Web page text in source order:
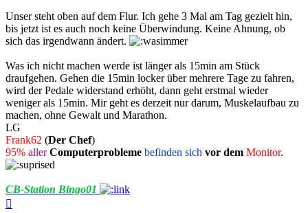
Unser steht oben auf dem Flur. Ich gehe 3 Mal am Tag gezielt hin,
bis jetzt ist es auch noch keine Überwindung. Keine Ahnung, ob
sich das irgendwann ändert.
Was ich nicht machen werde ist länger als 15min am Stück
draufgehen. Gehen die 15min locker über mehrere Tage zu fahren,
wird der Pedale widerstand erhöht, dann geht erstmal wieder
weniger als 15min. Mir geht es derzeit nur darum, Muskelaufbau zu
machen, ohne Gewalt und Marathon.
LG
Frank62 (Der Chef)
95% aller Computerprobleme befinden sich vor dem Monitor.
CB-Station Bingo01